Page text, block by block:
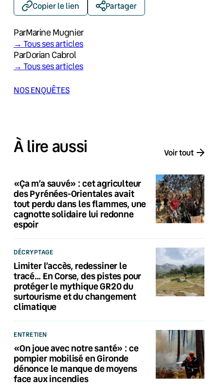
Copier le lien Partager
ParMarine Mugnier
→ Tous ses articles
ParDorian Cabrol
→ Tous ses articles
NOS ENQUÊTES
À lire aussi Voir tout
«Ça m’a sauvé» : cet agriculteur
des Pyrénées-Orientales avait
tout perdu dans les flammes, une
cagnotte solidaire lui redonne
espoir
DÉCRYPTAGE
Limiter l’accès, redessiner le
tracé… En Corse, des pistes pour
protéger le mythique GR20 du
surtourisme et du changement
climatique
ENTRETIEN
«On joue avec notre santé» : ce
pompier mobilisé en Gironde
dénonce le manque de moyens
face aux incendies